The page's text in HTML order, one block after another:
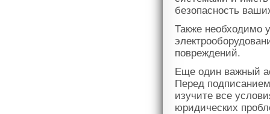
безопасность
Также необходимо
повреждений.
Еще один важный
Перед
изучите все
юридических